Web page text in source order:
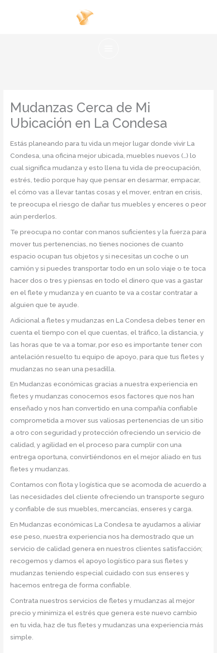
Mudanzas Cerca de Mi
Ubicación en La Condesa
Estás planeando para tu vida un mejor lugar donde vivir La
Condesa, una oficina mejor ubicada, muebles nuevos (…) lo
cual significa mudanza y esto llena tu vida de preocupación,
estrés, tedio porque hay que pensar en desarmar, empacar,
el cómo vas a llevar tantas cosas y el mover, entran en crisis,
te preocupa el riesgo de dañar tus muebles y enceres o peor
aún perderlos.
Te preocupa no contar con manos suficientes y la fuerza para
mover tus pertenencias, no tienes nociones de cuanto
espacio ocupan tus objetos y si necesitas un coche o un
camión y si puedes transportar todo en un solo viaje o te toca
hacer dos o tres y piensas en todo el dinero que vas a gastar
en el flete y mudanza y en cuanto te va a costar contratar a
alguien que te ayude.
Adicional a fletes y mudanzas en La Condesa debes tener en
cuenta el tiempo con el que cuentas, el tráfico, la distancia, y
las horas que te va a tomar, por eso es importante tener con
antelación resuelto tu equipo de apoyo, para que tus fletes y
mudanzas no sean una pesadilla.
En Mudanzas económicas gracias a nuestra experiencia en
fletes y mudanzas conocemos esos factores que nos han
enseñado y nos han convertido en una compañía confiable
comprometida a mover sus valiosas pertenencias de un sitio
a otro con seguridad y protección ofreciendo un servicio de
calidad, y agilidad en el proceso para cumplir con una
entrega oportuna, convirtiéndonos en el mejor aliado en tus
fletes y mudanzas.
Contamos con flota y logística que se acomoda de acuerdo a
las necesidades del cliente ofreciendo un transporte seguro
y confiable de sus muebles, mercancías, enseres y carga.
En Mudanzas económicas La Condesa te ayudamos a aliviar
ese peso, nuestra experiencia nos ha demostrado que un
servicio de calidad genera en nuestros clientes satisfacción;
recogemos y damos el apoyo logístico para sus fletes y
mudanzas teniendo especial cuidado con sus enseres y
hacemos entrega de forma confiable.
Contrata nuestros servicios de fletes y mudanzas al mejor
precio y minimiza el estrés que genera este nuevo cambio
en tu vida, haz de tus fletes y mudanzas una experiencia más
simple.